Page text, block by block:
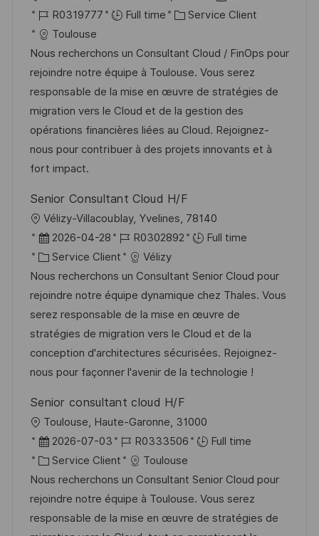
h
a
g
e
p
o
t
e
o
c
a
l
i
s
a
t
i
n
a
e
d
’
a
f
f
a
g
R
é
f
é
r
e
n
c
e
u
p
o
s
t
e
R0319777 Full time
C
t
é
g
o
r
i
Service Client
Toulouse
Nous recherchons un Consultant Cloud / FinOps pour
rejoindre notre équipe à Toulouse. Vous serez
responsable de la mise en œuvre de stratégies de
migration vers le Cloud et de la gestion des
opérations financières liées au Cloud. Rejoignez-
nous pour contribuer à des projets innovants et à
fort impact.
Senior Consultant Cloud H/F
o
c
a
l
i
s
a
t
o
n
Vélizy-Villacoublay, Yvelines, 78140
D
a
t
e
d
’
a
f
i
c
h
a
g
e
2026-04-28
R
é
f
é
r
e
n
c
d
u
p
o
s
t
e
R0302892
Full time
C
a
t
é
g
o
r
e
Service Client
Vélizy
Nous recherchons un Consultant Senior Cloud pour
rejoindre notre équipe dynamique chez Thales. Vous
serez responsable de la mise en œuvre de
stratégies de migration vers le Cloud et de la
conception d'architectures sécurisées. Rejoignez-
nous pour façonner l'avenir de la technologie !
Senior consultant cloud H/F
o
c
a
l
i
Toulouse, Haute-Garonne, 31000
D
a
t
e
d
2026-07-03
R
é
f
é
r
R0333506
Full time
C
a
t
é
Service Client
Toulouse
Nous recherchons un Consultant Senior Cloud pour
rejoindre notre équipe à Toulouse. Vous serez
responsable de la mise en œuvre de stratégies de